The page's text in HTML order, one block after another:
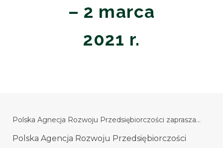
– 2 marca
2021 r.
Polska Agnecja Rozwoju Przedsiębiorczości zaprasza…
Polska Agencja Rozwoju Przedsiębiorczości